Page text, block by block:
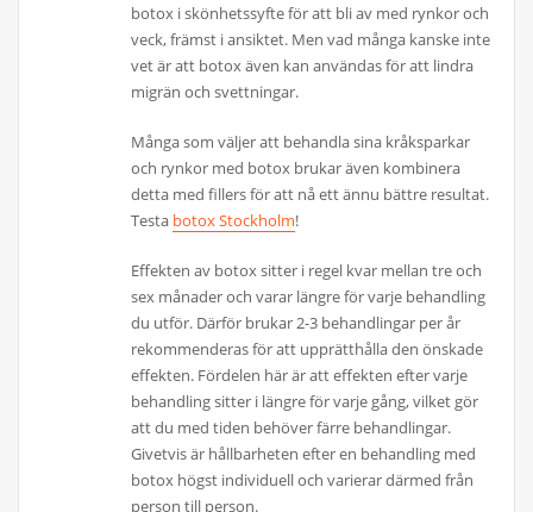
botox i skönhetssyfte för att bli av med rynkor och
veck, främst i ansiktet. Men vad många kanske inte
vet är att botox även kan användas för att lindra
migrän och svettningar.
Många som väljer att behandla sina kråksparkar
och rynkor med botox brukar även kombinera
detta med fillers för att nå ett ännu bättre resultat.
Testa botox Stockholm!
Effekten av botox sitter i regel kvar mellan tre och
sex månader och varar längre för varje behandling
du utför. Därför brukar 2-3 behandlingar per år
rekommenderas för att upprätthålla den önskade
effekten. Fördelen här är att effekten efter varje
behandling sitter i längre för varje gång, vilket gör
att du med tiden behöver färre behandlingar.
Givetvis är hållbarheten efter en behandling med
botox högst individuell och varierar därmed från
person till person.